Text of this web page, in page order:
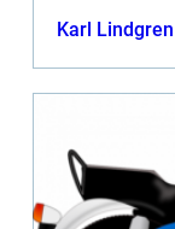
Karl Lindgren